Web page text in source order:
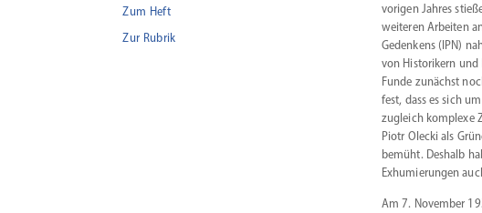
Zum Heft
Zur Rubrik
vorigen Jahres
weiteren Arbeiten
Gedenkens (IPN)
von Histo­rikern und
Funde zunächst
fest, dass es sich
zugleich komplexe
Piotr Olecki als
bemüht. Deshalb
Exhumie­rungen
Am 7. November